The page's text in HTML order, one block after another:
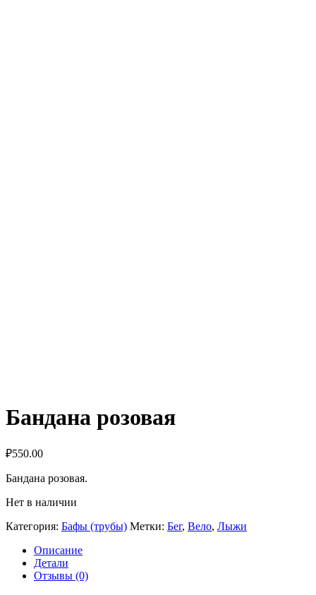
Бандана розовая
₽550.00
Бандана розовая.
Нет в наличии
Категория: Бафы (трубы) Метки: Бег, Вело, Лыжи
Описание
Детали
Отзывы (0)